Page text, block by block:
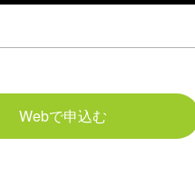
Webで申込む